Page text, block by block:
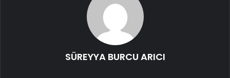
SÜREYYA BURCU ARICI